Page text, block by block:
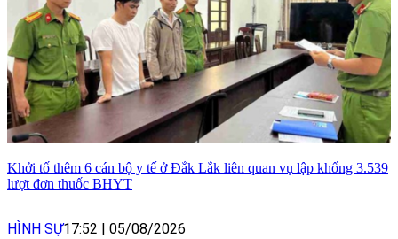
Khởi tố thêm 6 cán bộ y tế ở Đắk Lắk liên quan vụ lập khống 3.539
lượt đơn thuốc BHYT
HÌNH SỰ17:52 05/08/2026